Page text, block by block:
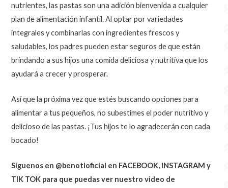
nutrientes, las pastas son una adición bienvenida a cualquier
plan de alimentación infantil. Al optar por variedades
integrales y combinarlas con ingredientes frescos y
saludables, los padres pueden estar seguros de que están
brindando a sus hijos una comida deliciosa y nutritiva que los
ayudará a crecer y prosperar.
Así que la próxima vez que estés buscando opciones para
alimentar a tus pequeños, no subestimes el poder nutritivo y
delicioso de las pastas. ¡Tus hijos te lo agradecerán con cada
bocado!
Síguenos en @benotioficial en FACEBOOK, INSTAGRAM y
TIK TOK para que puedas ver nuestro video de